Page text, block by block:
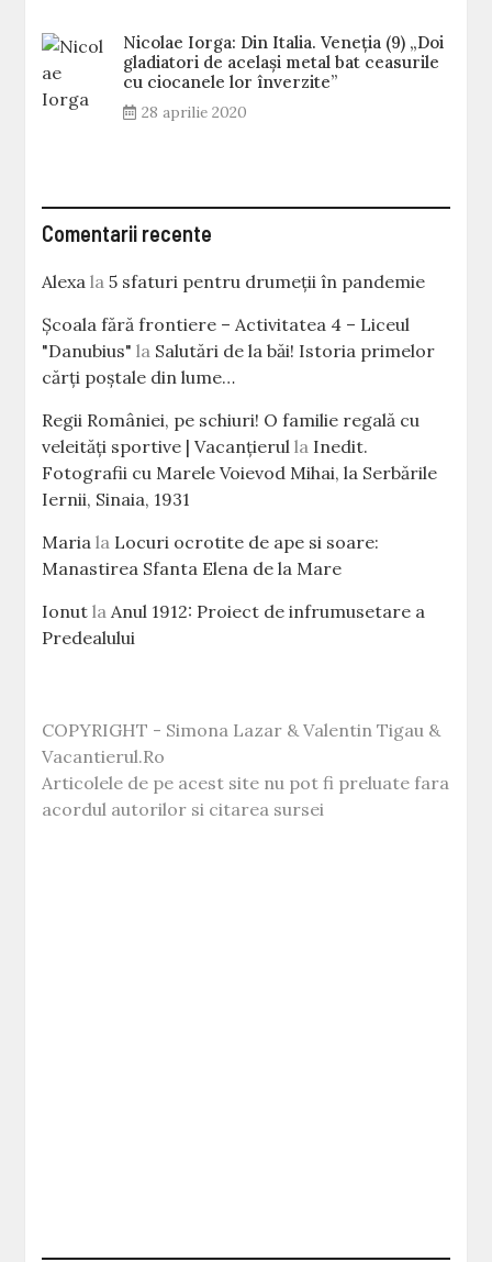
Nicolae Iorga: Din Italia. Veneţia (9) „Doi
gladiatori de același metal bat ceasurile
cu ciocanele lor înverzite”
28 aprilie 2020
Comentarii recente
Alexa la5 sfaturi pentru drumeții în pandemie
Școala fără frontiere – Activitatea 4 – Liceul
"Danubius" la Salutări de la băi! Istoria primelor
cărţi poştale din lume…
Regii României, pe schiuri! O familie regală cu
veleităţi sportive | Vacanțierul la Inedit.
Fotografii cu Marele Voievod Mihai, la Serbările
Iernii, Sinaia, 1931
Maria la Locuri ocrotite de ape si soare:
Manastirea Sfanta Elena de la Mare
Ionut laAnul 1912: Proiect de infrumusetare a
Predealului
COPYRIGHT - Simona Lazar & Valentin Tigau &
Vacantierul.Ro
Articolele de pe acest site nu pot fi preluate fara
acordul autorilor si citarea sursei